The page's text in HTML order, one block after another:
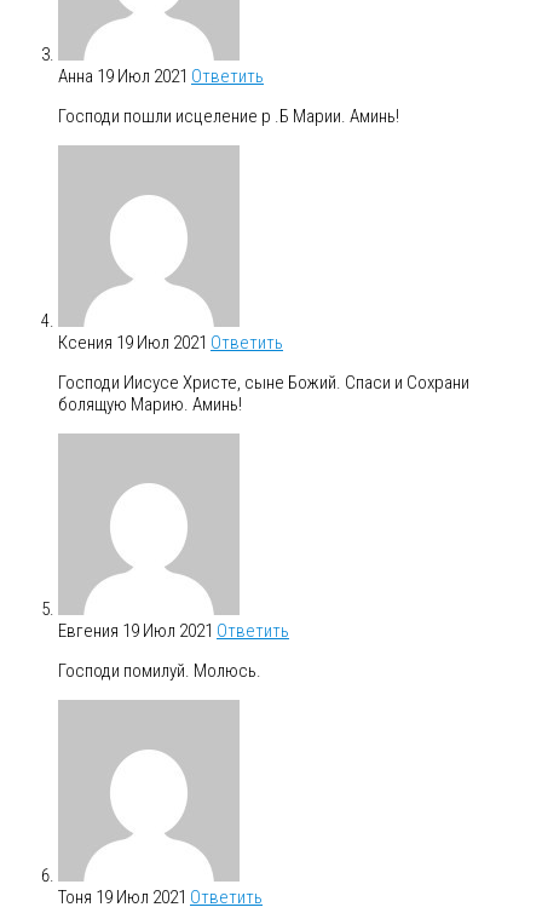
Анна 19 Июл 2021 Ответить
Господи пошли исцеление р .Б Марии. Аминь!
Ксения 19 Июл 2021 Ответить
Господи Иисусе Христе, сыне Божий. Спаси и Сохрани
болящую Марию. Аминь!
Евгения 19 Июл 2021 Ответить
Господи помилуй. Молюсь.
Тоня 19 Июл 2021 Ответить